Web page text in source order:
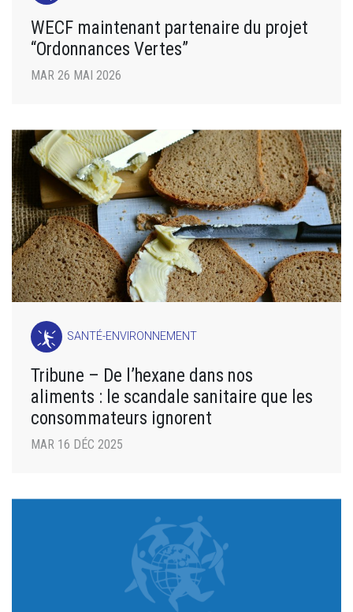
WECF maintenant partenaire du projet
“Ordonnances Vertes”
MAR 26 MAI 2026
SANTÉ-ENVIRONNEMENT
Tribune – De l’hexane dans nos
aliments : le scandale sanitaire que les
consommateurs ignorent
MAR 16 DÉC 2025